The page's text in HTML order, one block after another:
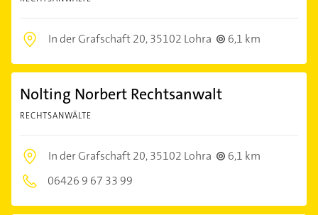
In der Grafschaft 20,35102 Lohra 6,1 km
Nolting Norbert Rechtsanwalt
RECHTSANWÄLTE
In der Grafschaft 20,35102 Lohra
6,1 km
06426 9 67 33 99